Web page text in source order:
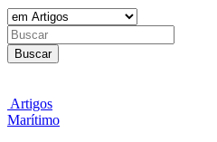
Buscar
Artigos
Marítimo